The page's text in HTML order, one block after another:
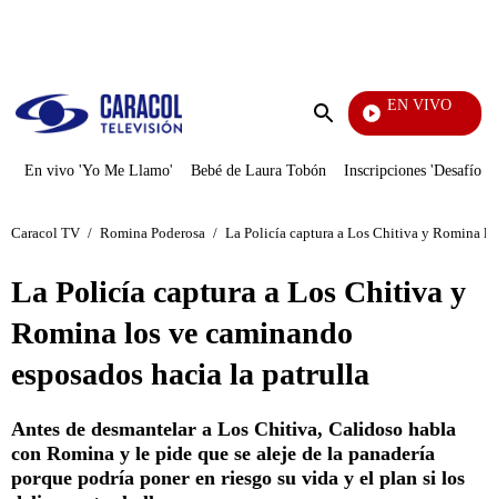
Enviar
EN VIVO
Televentas
En vivo 'Yo Me Llamo' Bebé de Laura Tobón Inscripciones 'Desafío'
Caracol TV / Romina Poderosa / La Policía captura a Los Chitiva y Romina
La Policía captura a Los Chitiva y
Romina los ve caminando
esposados hacia la patrulla
Antes de desmantelar a Los Chitiva, Calidoso habla
con Romina y le pide que se aleje de la panadería
porque podría poner en riesgo su vida y el plan si los